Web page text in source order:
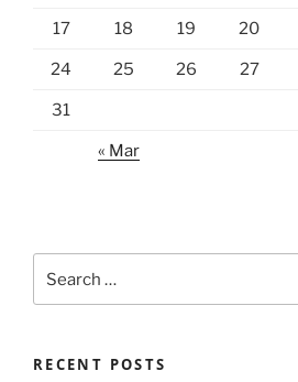
17 18 19 20
24 25 26 27
31
« Mar
for:
RECENT POSTS